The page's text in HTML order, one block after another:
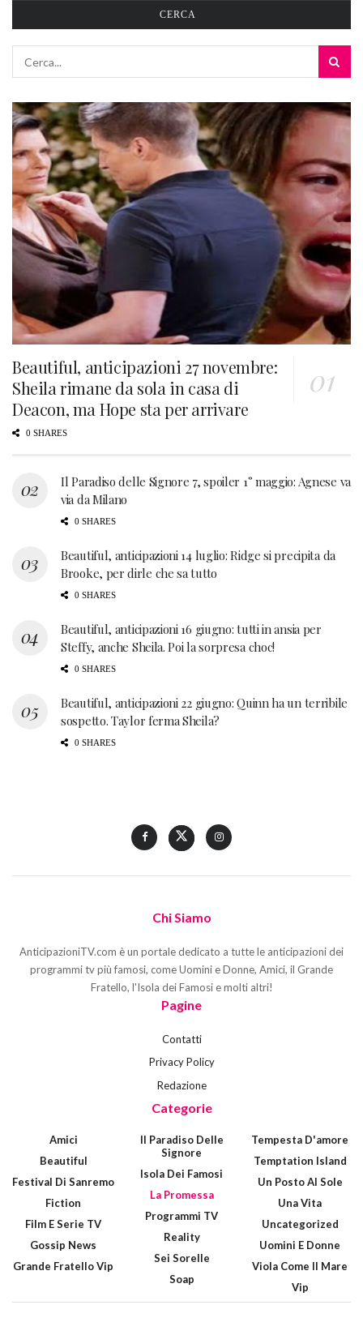
CERCA
Beautiful, anticipazioni 27 novembre:
Sheila rimane da sola in casa di
Deacon, ma Hope sta per arrivare
0 SHARES
Il Paradiso delle Signore 7, spoiler 1° maggio: Agnese va
via da Milano
0 SHARES
Beautiful, anticipazioni 14 luglio: Ridge si precipita da
Brooke, per dirle che sa tutto
0 SHARES
Beautiful, anticipazioni 16 giugno: tutti in ansia per
Steffy, anche Sheila. Poi la sorpresa choc!
0 SHARES
Beautiful, anticipazioni 22 giugno: Quinn ha un terribile
sospetto. Taylor ferma Sheila?
0 SHARES
Chi Siamo
AnticipazioniTV.com è un portale dedicato a tutte le anticipazioni dei
programmi tv più famosi, come Uomini e Donne, Amici, il Grande
Fratello, l'Isola dei Famosi e molti altri!
Pagine
Contatti
Privacy Policy
Redazione
Categorie
Amici
Beautiful
Festival Di Sanremo
Fiction
Film E Serie TV
Gossip News
Grande Fratello Vip
Il Paradiso Delle
Signore
Isola Dei Famosi
La Promessa
Programmi TV
Reality
Sei Sorelle
Soap
Tempesta D'amore
Temptation Island
Un Posto Al Sole
Una Vita
Uncategorized
Uomini E Donne
Viola Come Il Mare
Vip